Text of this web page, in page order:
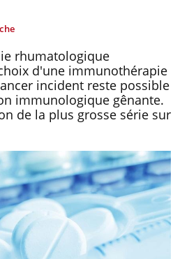
rhumatologique
d'une immunothérapie
incident reste possible
immunologique gênante.
de la plus grosse série sur